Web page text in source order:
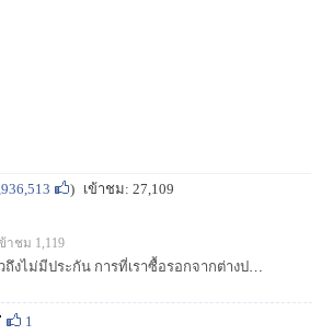
) เข้าชม: 27,109
าชม 1,119
มีข้อสงสัยครับว่าทำไมรอกหิ้วถึงไม่มีประกัน การที่เราซื้อรอกจากต่างประเทศมาจำหน่ายในประเทศ ร้านค้าที่เราซื้อมาก็ไม่มีประกันมาด้วยหรือครับ รบกวนผู้รู้ที...
1